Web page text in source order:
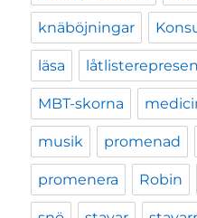
knäböjningar
läsa
MBT-skorna
musik promenad
promenera Robin